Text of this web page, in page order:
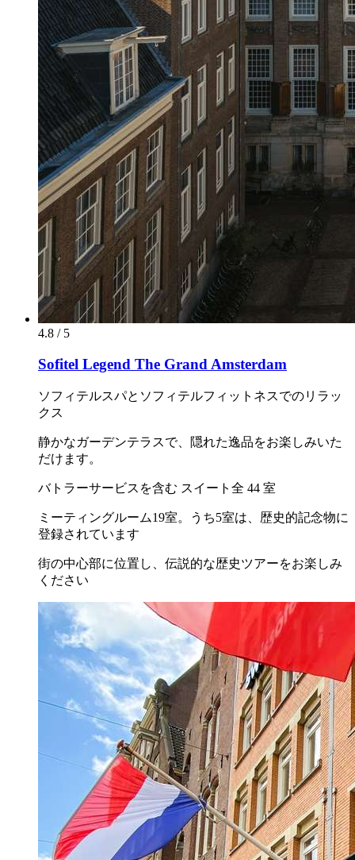
4.8 / 5
Sofitel Legend The Grand Amsterdam
ソフィテルスパとソフィテルフィットネスでのリラッ
クス
静かなガーデンテラスで、隠れた逸品をお楽しみいた
だけます。
バトラーサービスを含む スイート全 44 室
ミーティングルーム19室。うち5室は、歴史的記念物に
登録されています
街の中心部に位置し、伝説的な歴史ツアーをお楽しみ
ください